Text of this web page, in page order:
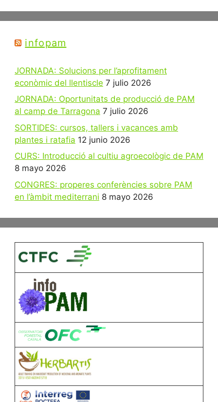
infopam
JORNADA: Solucions per l’aprofitament
econòmic del llentiscle 7 julio 2026
JORNADA: Oportunitats de producció de PAM
al camp de Tarragona 7 julio 2026
SORTIDES: cursos, tallers i vacances amb
plantes i ratafia 12 junio 2026
CURS: Introducció al cultiu agroecològic de PAM
8 mayo 2026
CONGRES: properes conferències sobre PAM
en l’àmbit mediterrani 8 mayo 2026